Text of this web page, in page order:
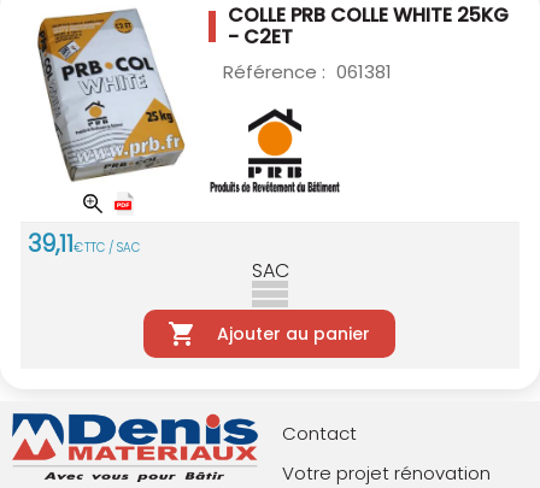
COLLE PRB COLLE WHITE 25KG
- C2ET
Référence : 061381
39,11€TTC / SAC
SAC
Ajouter au panier
Contact
Votre projet rénovation